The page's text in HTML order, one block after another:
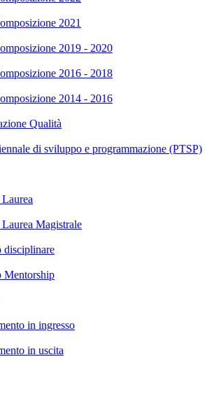
2021
2019 - 2020
2016 - 2018
2014 - 2016
Qualità
di sviluppo e programmazione (PTSP)
Magistrale
disciplinare
Mentorship
in ingresso
in uscita